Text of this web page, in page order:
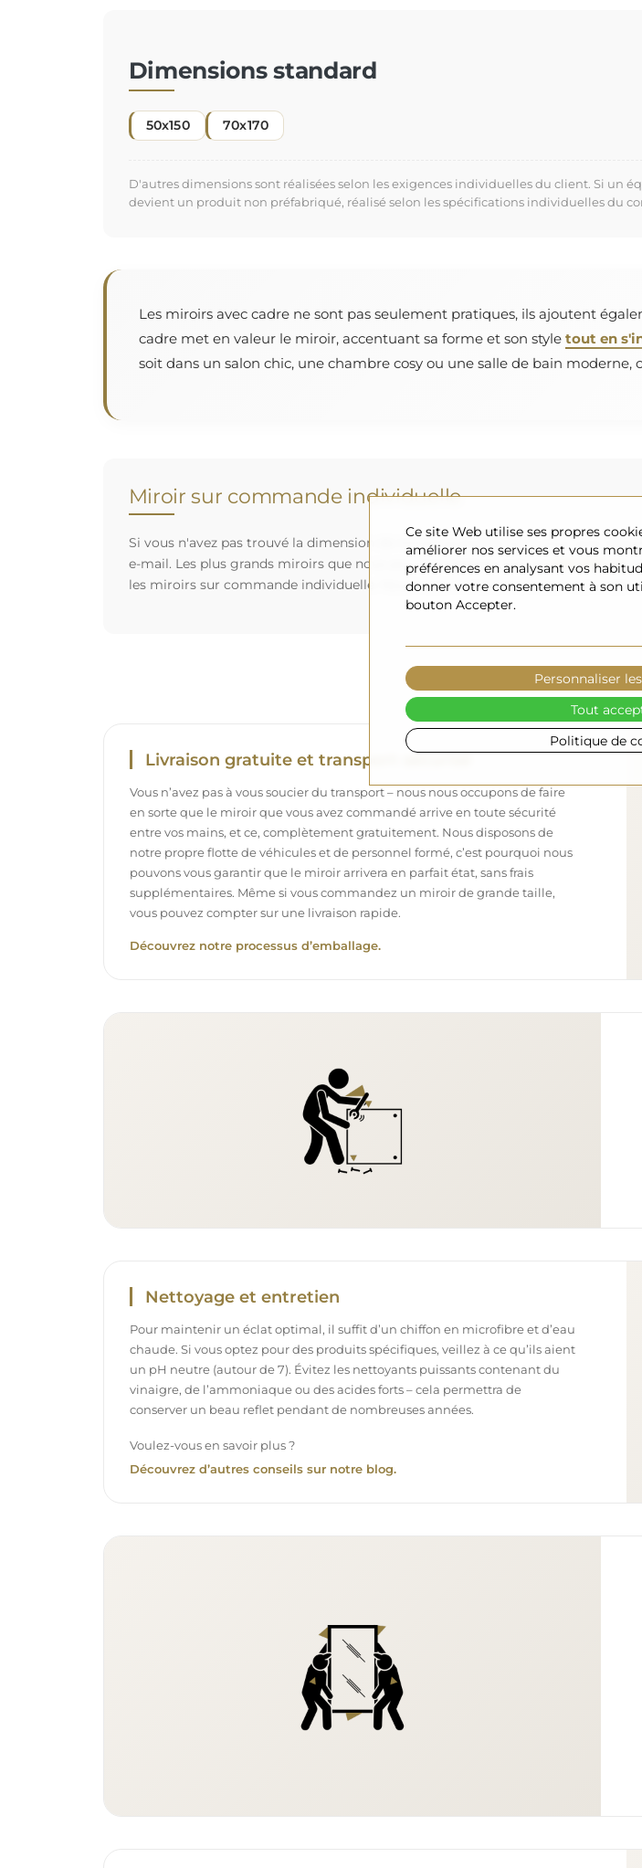
Dimensions standard
50x150 70x170
D'autres dimensions sont réalisées selon les exigences individuelles du client. Si
devient un produit non préfabriqué, réalisé selon les spécifications individuelles du
Les miroirs avec cadre ne sont pas seulement pratiques, ils ajoutent
cadre met en valeur le miroir, accentuant sa forme et son style tout en
soit dans un salon chic, une chambre cosy ou une salle de bain
Miroir sur commande individuelle
Si vous n'avez pas trouvé la dimension de miroir souhaitée ou si vous avez
e-mail. Les plus grands miroirs que nous pouvons réaliser sont de200×300 cm
les miroirs sur commande individuelle. Nous vous invitons à envoyer votre
Livraison gratuite et transport sécurisé
Vous n’avez pas à vous soucier du transport – nous nous occupons de faire
en sorte que le miroir que vous avez commandé arrive en toute sécurité
entre vos mains, et ce, complètement gratuitement. Nous disposons de
notre propre flotte de véhicules et de personnel formé, c’est pourquoi nous
pouvons vous garantir que le miroir arrivera en parfait état, sans frais
supplémentaires. Même si vous commandez un miroir de grande taille,
vous pouvez compter sur une livraison rapide.
Découvrez notre processus d’emballage.
Nettoyage et entretien
Pour maintenir un éclat optimal, il suffit d’un chiffon en microfibre et d’eau
chaude. Si vous optez pour des produits spécifiques, veillez à ce qu’ils aient
un pH neutre (autour de 7). Évitez les nettoyants puissants contenant du
vinaigre, de l’ammoniaque ou des acides forts – cela permettra de
conserver un beau reflet pendant de nombreuses années.
Voulez-vous en savoir plus ?
Découvrez d’autres conseils sur notre blog.
Ce site Web utilise ses propres
améliorer nos services et vous
préférences en analysant vos
donner votre consentement à son
bouton Accepter.
Politique de
Personnaliser
Tout